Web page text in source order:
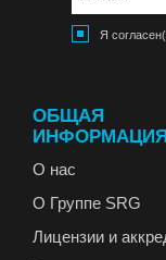
Я
ОБЩАЯ
ИНФОРМАЦИЯ
О нас
О Группе SRG
Лицензии и